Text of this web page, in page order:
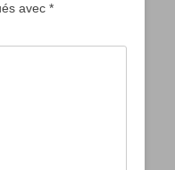
avec *